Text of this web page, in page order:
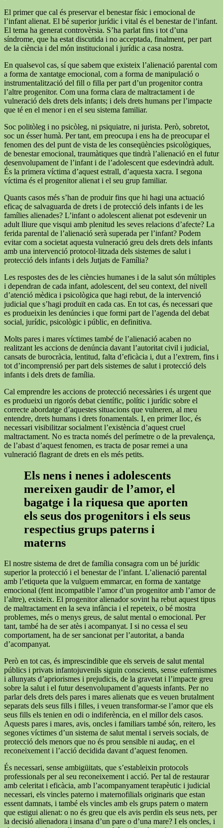
El primer que cal és preservar el benestar físic i emocional de
l’infant alienat. El bé superior jurídic i vital és el benestar de l’infant.
El tema ha generat controvèrsia. S’ha parlat fins i tot d’una
síndrome, que ha estat discutida i no acceptada, finalment, per part
de la ciència i del món institucional i jurídic a casa nostra.
En qualsevol cas, sí que sabem que existeix l’alienació parental com
a forma de xantatge emocional, com a forma de manipulació o
instrumentalització del fill o filla per part d’un progenitor contra
l’altre progenitor. Com una forma clara de maltractament i de
vulneració dels drets dels infants; i dels drets humans per l’impacte
que té en el menor i en el seu sistema familiar.
Soc politòleg i no psicòleg, ni psiquiatre, ni jurista. Però, sobretot,
soc un ésser humà. Per tant, em preocupa i ens ha de preocupar el
fenomen des del punt de vista de les conseqüències psicològiques,
de benestar emocional, traumàtiques que tindrà l’alienació en el futur
desenvolupament de l’infant i de l’adolescent que esdevindrà adult.
És la primera víctima d’aquest estrall, d’aquesta xacra. I segona
víctima és el progenitor alienat i el seu grup familiar.
Quants casos més s’han de produir fins que hi hagi una actuació
eficaç de salvaguarda de drets i de protecció dels infants i de les
famílies alienades? L’infant o adolescent alienat pot esdevenir un
adult lliure que visqui amb plenitud les seves relacions d’afecte? La
ferida parental de l’alienació serà superada per l’infant? Podem
evitar com a societat aquesta vulneració greu dels drets dels infants
amb una intervenció protocol·litzada dels sistemes de salut i
protecció dels infants i dels Jutjats de Família?
Les respostes des de les ciències humanes i de la salut són múltiples
i dependran de cada infant, adolescent, del seu context, del nivell
d’atenció mèdica i psicològica que hagi rebut, de la intervenció
judicial que s’hagi produït en cada cas. En tot cas, és necessari que
es produeixin les denúncies i que formi part de l’agenda del debat
social, jurídic, psicològic i públic, en definitiva.
Molts pares i mares víctimes també de l’alienació acaben no
realitzant les accions de denúncia davant l’autoritat civil i judicial,
cansats de burocràcia, lentitud, falta d’eficàcia i, dut a l’extrem, fins i
tot d’incomprensió per part dels sistemes de salut i protecció dels
infants i dels drets de família.
Cal emprendre les accions de protecció necessàries i és urgent que
es produeixi un rigorós debat científic, polític i jurídic sobre el
correcte abordatge d’aquestes situacions que vulneren, al meu
entendre, drets humans i drets fonamentals. I, en primer lloc, és
necessari visibilitzar socialment l’existència d’aquest cruel
maltractament. No es tracta només del perímetre o de la prevalença,
de l’abast d’aquest fenomen, es tracta de posar remei a una
vulneració flagrant de drets en els més petits.
Els nens i nenes i adolescents
mereixen gaudir de l’amor, el
bagatge i la riquesa que aporten
els seus dos progenitors i els seus
respectius grups paterns i
materns
El nostre sistema de dret de família consagra com un bé jurídic
superior la protecció i el benestar de l’infant. L’alienació parental
amb l’etiqueta que la vulguem emmarcar, en forma de xantatge
emocional (fent incompatible l’amor d’un progenitor amb l’amor de
l’altre), existeix. El progenitor alienador sovint ha rebut aquest tipus
de maltractament en la seva infància i el repeteix, o bé mostra
problemes, més o menys greus, de salut mental o emocional. Per
tant, també ha de ser atès i acompanyat. I si no cessa el seu
comportament, ha de ser sancionat per l’autoritat, a banda
d’acompanyat.
Però en tot cas, és imprescindible que els serveis de salut mental
públics i privats infantojuvenils siguin conscients, sense eufemismes
i allunyats d’apriorismes i prejudicis, de la gravetat i l’impacte greu
sobre la salut i el futur desenvolupament d’aquests infants. Per no
parlar dels drets dels pares i mares alienats que es veuen brutalment
separats dels seus fills i filles, i veuen transformar-se l’amor que els
seus fills els tenien en odi o indiferència, en el millor dels casos.
Aquests pares i mares, avis, oncles i familiars també són, reitero, les
segones víctimes d’un sistema de salut mental i serveis socials, de
protecció dels menors que no és prou sensible ni audaç, en el
reconeixement i l’acció decidida davant d’aquest fenomen.
És necessari, sense ambigüitats, que s’estableixin protocols
professionals per al seu reconeixement i acció. Per tal de restaurar
amb celeritat i eficàcia, amb l’acompanyament terapèutic i judicial
necessari, els vincles paterno i maternofilials originaris que estan
essent damnats, i també els vincles amb els grups patern o matern
que estigui alienat: o no és greu que els avis perdin els seus nets, per
la decisió alienadora i insana d’un pare o d’una mare? I els oncles, i